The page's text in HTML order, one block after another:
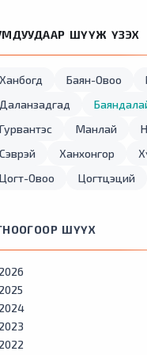
ШҮҮЖ ҮЗЭХ
Ханбогд Баян-Овоо
Даланзадгад
Гурвантэс
Манлай
Сэврэй
Ханхонгор
Цогт-Овоо
Цогтцэций
ШҮҮХ